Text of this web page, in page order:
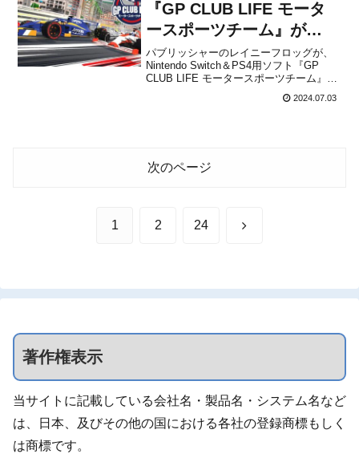
す。...
『GP CLUB LIFE モータ
ースポーツチーム』が
2024年8月22日に発売決
定！
パブリッシャーのレイニーフロッグが、
Nintendo Switch＆PS4用ソフト『GP
CLUB LIFE モータースポーツチーム』を
ました。紹介映像本作は、あなたのスピ
2024.07.03
次のページ
1 2 24 次
著作権表示
当サイトに記載している会社名・製品名・システム名など
は、日本、及びその他の国における各社の登録商標もしく
は商標です。